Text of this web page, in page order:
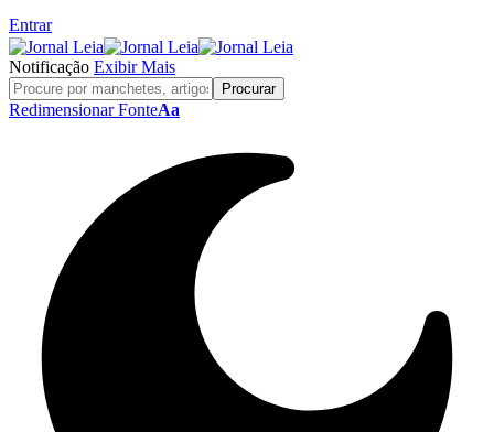
Entrar
Notificação Exibir Mais
Redimensionar FonteAa